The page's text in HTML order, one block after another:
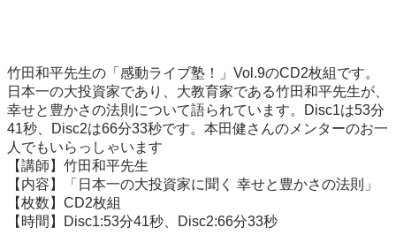
竹田和平先生の「感動ライブ塾！」Vol.9のCD2枚組です。
日本一の大投資家であり、大教育家である竹田和平先生が、
幸せと豊かさの法則について語られています。Disc1は53分
41秒、Disc2は66分33秒です。本田健さんのメンターのお一
人でもいらっしゃいます
【講師】竹田和平先生
【内容】「日本一の大投資家に聞く 幸せと豊かさの法則」
【枚数】CD2枚組
【時間】Disc1:53分41秒、Disc2:66分33秒